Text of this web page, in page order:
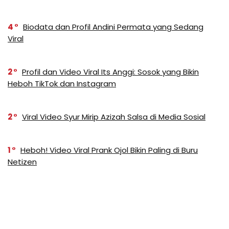
4
Biodata dan Profil Andini Permata yang Sedang
Viral
2
Profil dan Video Viral Its Anggi: Sosok yang Bikin
Heboh TikTok dan Instagram
2 Viral Video Syur Mirip Azizah Salsa di Media Sosial
1
Heboh! Video Viral Prank Ojol Bikin Paling di Buru
Netizen